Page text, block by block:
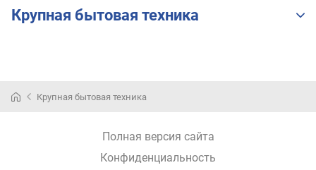
Крупная бытовая техника
Крупная бытовая техника
Полная версия сайта
Конфиденциальность